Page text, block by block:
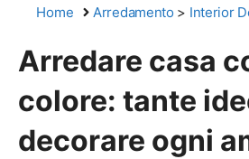
Home Arredamento > Interior
Arredare casa
colore: tante
decorare ogni